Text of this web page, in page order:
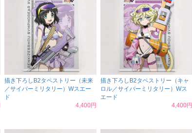
描き下ろしB2タペストリー（未来
／サイバーミリタリー）Wスエー
ド
4,400円
描き下ろしB2タペストリー（キャ
ロル／サイバーミリタリー）Wス
エード
4,400円